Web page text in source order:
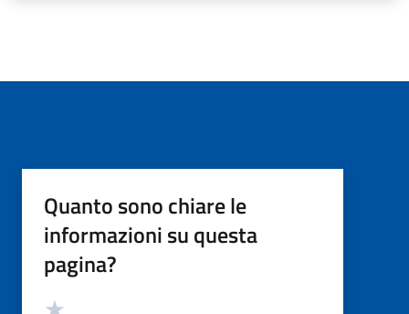
Quanto sono chiare le
informazioni su questa
pagina?
Valutazione